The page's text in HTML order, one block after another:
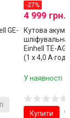
GE-
-27%
4 999 грн.
Кутова
Einhell TE-AG
(1 x 4,0
У наявності
Купити